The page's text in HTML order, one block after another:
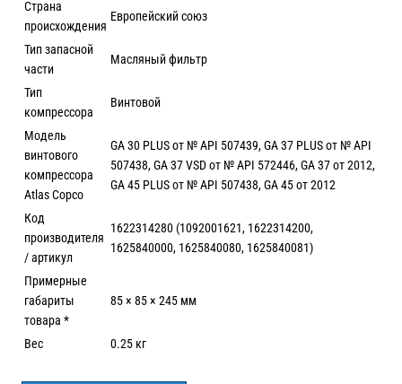
Страна
происхождения
Европейский союз
Тип запасной
части
Масляный фильтр
Тип
компрессора
Винтовой
Модель
винтового
компрессора
Atlas Copco
GA 30 PLUS от № API 507439, GA 37 PLUS от № API
507438, GA 37 VSD от № API 572446, GA 37 от 2012,
GA 45 PLUS от № API 507438, GA 45 от 2012
Код
производителя
/ артикул
1622314280 (1092001621, 1622314200,
1625840000, 1625840080, 1625840081)
Примерные
габариты
товара *
85 × 85 × 245 мм
Вес 0.25 кг